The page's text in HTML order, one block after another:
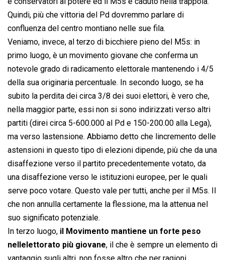
Quindi, più che vittoria del Pd dovremmo parlare di
confluenza del centro montiano nelle sue fila.
Veniamo, invece, al terzo di bicchiere pieno del M5s: in
primo luogo, è un movimento giovane che conferma un
notevole grado di radicamento elettorale mantenendo i 4/5
della sua originaria percentuale. In secondo luogo, se ha
subito la perdita dei circa 3/8 dei suoi elettori, è vero che,
nella maggior parte, essi non si sono indirizzati verso altri
partiti (direi circa 5-600.000 al Pd e 150-200.00 alla Lega),
ma verso lastensione. Abbiamo detto che lincremento delle
astensioni in questo tipo di elezioni dipende, più che da una
disaffezione verso il partito precedentemente votato, da
una disaffezione verso le istituzioni europee, per le quali
serve poco votare. Questo vale per tutti, anche per il M5s. Il
che non annulla certamente la flessione, ma la attenua nel
suo significato potenziale.
In terzo luogo, il Movimento mantiene un forte peso
nellelettorato più giovane, il che è sempre un elemento di